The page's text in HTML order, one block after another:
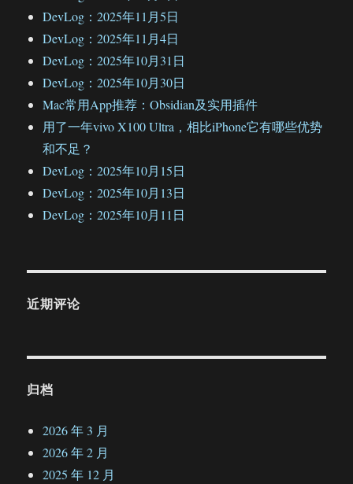
DevLog：2025年11月5日
DevLog：2025年11月4日
DevLog：2025年10月31日
DevLog：2025年10月30日
Mac常用App推荐：Obsidian及实用插件
用了一年vivo X100 Ultra，相比iPhone它有哪些优势
和不足？
DevLog：2025年10月15日
DevLog：2025年10月13日
DevLog：2025年10月11日
近期评论
归档
2026 年 3 月
2026 年 2 月
2025 年 12 月